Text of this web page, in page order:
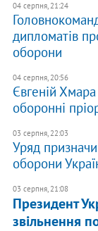
04 серпня, 21:24
дипломатів
оборони
04 серпня, 20:56
Євгеній
оборонні
03 серпня, 22:03
Уряд
оборони
03 серпня, 21:08
Президент
звільнення